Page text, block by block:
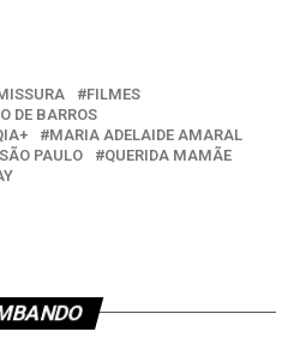
FILMES
DE BARROS
MARIA ADELAIDE AMARAL
PAULO
QUERIDA MAMÃE